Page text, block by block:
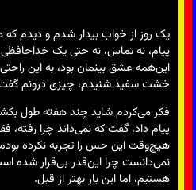
یک روز از خواب بیدار شدم و دیدم
پیام، نه تماس، نه حتی یک
این‌همه عشق بینمان بود، به این
خشت سفید شنیدم، چیزی درونم
فکر می‌کردم شاید چند هفته طول
پیام داد. گفت که نمی‌داند چرا رفته،
هیچ‌وقت این حس را تجربه نکرده
نمی‌دانست چرا این‌قدر بی‌قرار شده
هستیم، اما این بار بهتر از قبل.